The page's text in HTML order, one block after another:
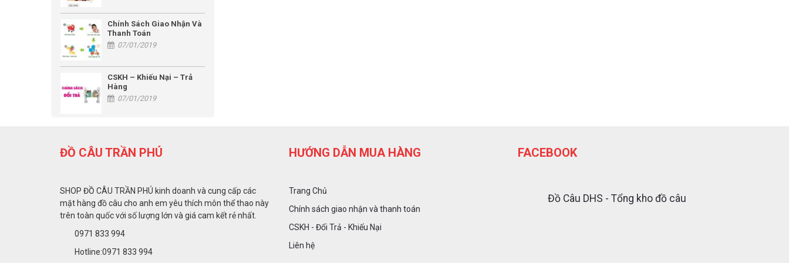
Chính Sách Giao Nhận Và
Thanh Toán
07/01/2019
CSKH – Khiếu Nại – Trả
Hàng
07/01/2019
ĐỒ CÂU TRẦN PHÚ
SHOP ĐỒ CÂU TRẦN PHÚ kinh doanh và cung cấp các
mặt hàng đồ câu cho anh em yêu thích môn thể thao này
trên toàn quốc với số lượng lớn và giá cam kết rẻ nhất.
0971 833 994
Hotline:0971 833 994
HƯỚNG DẪN MUA HÀNG
Trang Chủ
Chính sách giao nhận và thanh toán
CSKH - Đổi Trả - Khiếu Nại
Liên hệ
FACEBOOK
Đồ Câu DHS - Tổng kho đồ câu